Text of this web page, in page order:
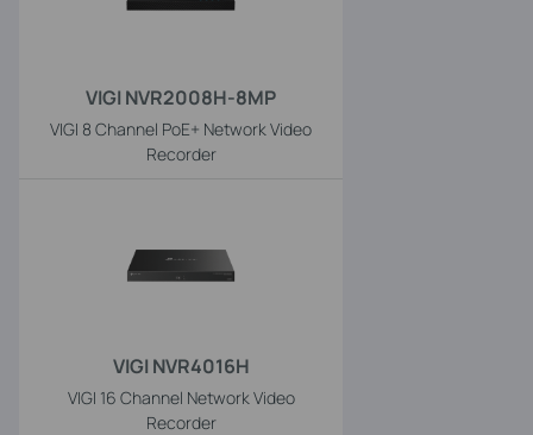
VIGI NVR2008H-8MP
VIGI 8 Channel PoE+ Network Video
Recorder
VIGI NVR4016H
VIGI 16 Channel Network Video
Recorder